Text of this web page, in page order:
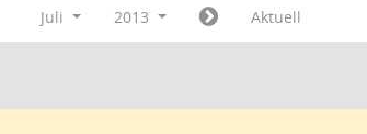
Juli 2013 Aktuell